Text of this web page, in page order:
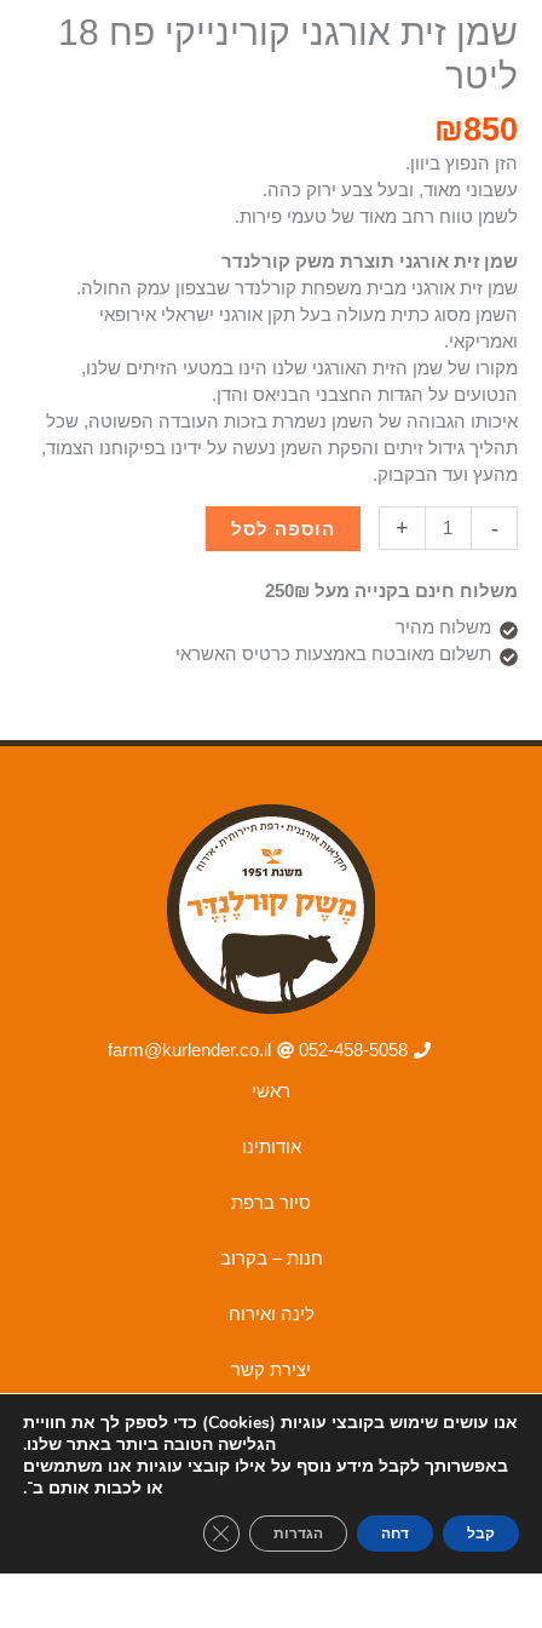
שמן זית אורגני קורינייקי פח 18
ליטר
₪850
הזן הנפוץ ביוון.
עשבוני מאוד, ובעל צבע ירוק כהה.
לשמן טווח רחב מאוד של טעמי פירות.
שמן זית אורגני תוצרת משק קורלנדר
שמן זית אורגני מבית משפחת קורלנדר שבצפון עמק החולה.
השמן מסוג כתית מעולה בעל תקן אורגני ישראלי אירופאי
ואמריקאי.
מקורו של שמן הזית האורגני שלנו הינו במטעי הזיתים שלנו,
הנטועים על הגדות החצבני הבניאס והדן.
איכותו הגבוהה של השמן נשמרת בזכות העובדה הפשוטה, שכל
תהליך גידול זיתים והפקת השמן נעשה על ידינו בפיקוחנו הצמוד,
מהעץ ועד הבקבוק.
-
+ הוספה לסל
משלוח חינם בקנייה מעל 250₪
משלוח מהיר
תשלום מאובטח באמצעות כרטיס האשראי
052-458-5058
farm@kurlender.co.il
ראשי
אודותינו
סיור ברפת
חנות – בקרוב
לינה ואירוח
יצירת קשר
מדיניות פרטיות
מדיניות פרטיות
a
c
e
n
s
t
אנו עושים שימוש בקובצי עוגיות (Cookies)
כדי לספק לך את חוויית
הגלישה הטובה ביותר באתר שלנו.
באפשרותך לקבל מידע נוסף על אילו קובצי עוגיות אנו משתמשים
או לכבות אותם ב־.
קבל דחה הגדרות GDPR Cookie Banner